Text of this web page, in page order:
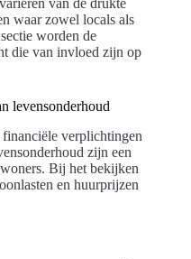
van de drukte
waar zowel locals als
worden de
die van invloed zijn op
levensonderhoud
verplichtingen
zijn een
Bij het bekijken
en huurprijzen